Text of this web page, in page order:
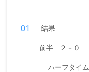
結果
前半 ２－０
ハーフタイム